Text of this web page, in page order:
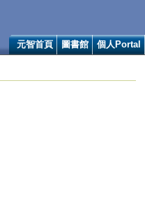
元智首頁 圖書館 個人Portal